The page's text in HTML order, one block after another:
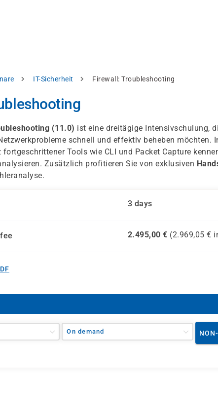
IT-Sicherheit Firewall: Troubleshooting
(11.0) ist eine dreitägige Intensivschulung,
schnell und effektiv beheben möchten.
fortgeschrittener Tools wie CLI und Packet Capture
Zusätzlich profitieren Sie von exklusiven
3 days
2.495,00 € (2.969,05 €
On demand